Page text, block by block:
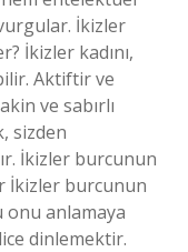
İkizler
İkizler kadını,
Aktiftir ve
ve sabırlı
sizden
İkizler burcunun
İkizler burcunun
anlamaya
dinlemektir.